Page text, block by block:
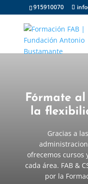
915910070
Fórmate
la
Gracias a
ofrecemos cursos
cada área. FAB &
por la